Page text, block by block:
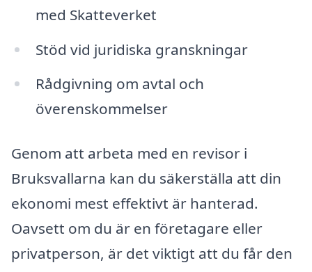
med Skatteverket
Stöd vid juridiska granskningar
Rådgivning om avtal och
överenskommelser
Genom att arbeta med en revisor i
Bruksvallarna kan du säkerställa att din
ekonomi mest effektivt är hanterad.
Oavsett om du är en företagare eller
privatperson, är det viktigt att du får den